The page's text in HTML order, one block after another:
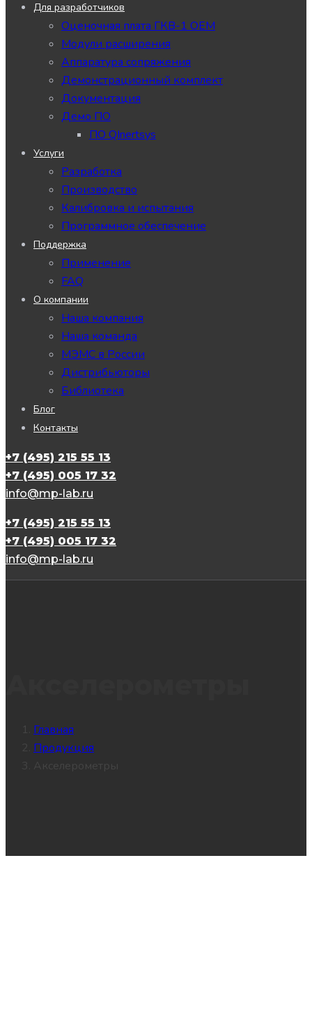
Для разработчиков
Оценочная плата ГКВ-1 ОЕМ
Модули расширения
Аппаратура сопряжения
Демонстрационный комплект
Документация
Демо ПО
ПО QInertsys
Услуги
Разработка
Производство
Калибровка и испытания
Программное обеспечение
Поддержка
Применение
FAQ
О компании
Наша компания
Наша команда
МЭМС в России
Дистрибьюторы
Библиотека
Блог
Контакты
+7 (495) 215 55 13
+7 (495) 005 17 32
info@mp-lab.ru
+7 (495) 215 55 13
+7 (495) 005 17 32
info@mp-lab.ru
Главная
Продукция
Акселерометры